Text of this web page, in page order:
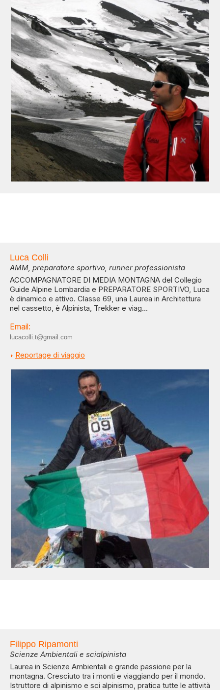
Luca Colli
AMM, preparatore sportivo, runner professionista
ACCOMPAGNATORE DI MEDIA MONTAGNA del Collegio
Guide Alpine Lombardia e PREPARATORE SPORTIVO, Luca
è dinamico e attivo. Classe 69, una Laurea in Architettura
nel cassetto, è Alpinista, Trekker e viag...
Email:
lucacolli.t@gmail.com
Reportage di viaggio
Filippo Ripamonti
Scienze Ambientali e scialpinista
Laurea in Scienze Ambientali e grande passione per la
montagna. Cresciuto tra i monti e viaggiando per il mondo.
Istruttore di alpinismo e sci alpinismo, pratica tutte le attività